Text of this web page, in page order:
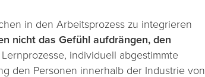
in den Arbeitsprozess zu integrieren
nicht das Gefühl aufdrängen, den
individuell abgestimmte
den Personen innerhalb der Industrie von